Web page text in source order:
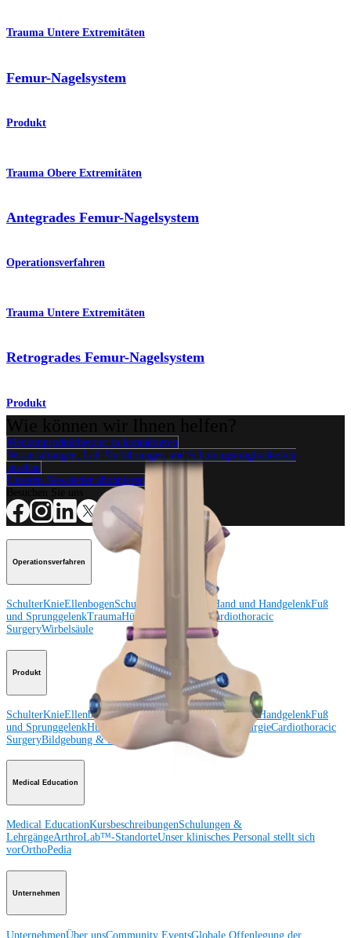
Trauma Untere Extremitäten
Femur-Nagelsystem
Produkt
Trauma Obere Extremitäten
Antegrades Femur-Nagelsystem
Operationsverfahren
Trauma Untere Extremitäten
Retrogrades Femur-Nagelsystem
Produkt
Medizinproduktberater:in kontaktieren
Veranstaltungen, Lab-Vorführungen und Schulungsmöglichkeiten
ansehen
Unseren Newsletter abonnieren
Operationsverfahren
SchulterKnieEllenbogenSchulterendoprothetik Hand und HandgelenkFuß
und SprunggelenkTraumaHüfte
Cardiothoracic
SurgeryWirbelsäule
Produkt
SchulterKnieEllenbogenSchulterendoprothetik Hand und HandgelenkFuß
und SprunggelenkHüfte Orthobiologie Herz-ThoraxchirurgieCardiothoracic
SurgeryBildgebung & Resektion
Medical Education
Medical EducationKursbeschreibungenSchulungen &
LehrgängeArthroLab™-StandorteUnser klinisches Personal stellt sich
vorOrthoPedia
Unternehmen
UnternehmenÜber unsCommunity EventsGlobale Offenlegung der